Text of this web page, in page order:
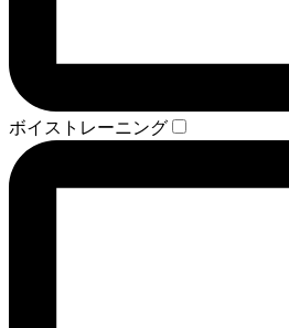
ボイストレーニング